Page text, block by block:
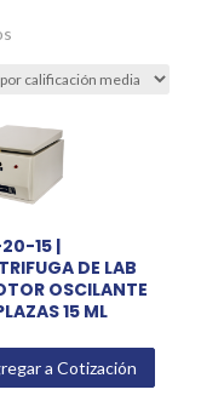
Sorted
average
15 |
DE LAB
OSCILANTE
15 ML
a Cotización